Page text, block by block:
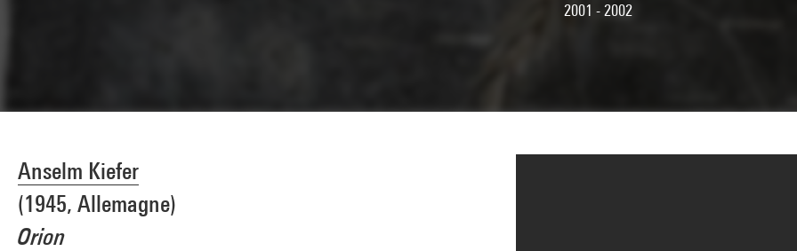
2001 - 2002
Anselm Kiefer
(1945, Allemagne)
Orion